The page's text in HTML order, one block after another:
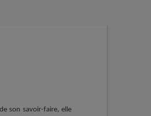
son savoir-faire, elle